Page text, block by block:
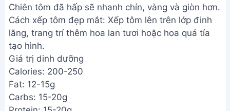
Chiên tôm đã hấp sẽ nhanh chín, vàng và giòn hơn.
Cách xếp tôm đẹp mắt: Xếp tôm lên trên lớp đinh
lăng, trang trí thêm hoa lan tươi hoặc hoa quả tỉa
tạo hình.
Giá trị dinh dưỡng
Calories: 200-250
Fat: 12-15g
Carbs: 15-20g